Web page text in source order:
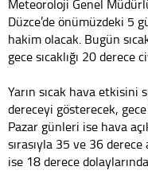
Meteoroloji Genel
Düzce’de önümüzdeki 5
hakim olacak. Bugün
gece sıcaklığı 20 derece
Yarın sıcak hava etkisini
dereceyi gösterecek,
Pazar günleri ise hava
sırasıyla 35 ve 36 derece
ise 18 derece